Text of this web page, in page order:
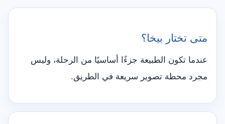
متى تختار بيخا؟
عندما تكون الطبيعة جزءًا أساسيًا من الرحلة، وليس
مجرد محطة تصوير سريعة في الطريق.